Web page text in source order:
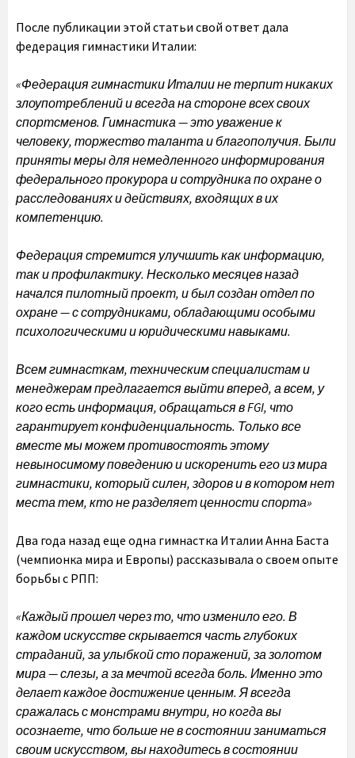
После публикации этой статьи свой ответ дала
федерация гимнастики Италии:
«Федерация гимнастики Италии не терпит никаких
злоупотреблений и всегда на стороне всех своих
спортсменов. Гимнастика — это уважение к
человеку, торжество таланта и благополучия. Были
приняты меры для немедленного информирования
федерального прокурора и сотрудника по охране о
расследованиях и действиях, входящих в их
компетенцию.
Федерация стремится улучшить как информацию,
так и профилактику. Несколько месяцев назад
начался пилотный проект, и был создан отдел по
охране — с сотрудниками, обладающими особыми
психологическими и юридическими навыками.
Всем гимнасткам, техническим специалистам и
менеджерам предлагается выйти вперед, а всем, у
кого есть информация, обращаться в FGI, что
гарантирует конфиденциальность. Только все
вместе мы можем противостоять этому
невыносимому поведению и искоренить его из мира
гимнастики, который силен, здоров и в котором нет
места тем, кто не разделяет ценности спорта»
Два года назад еще одна гимнастка Италии Анна Баста
(чемпионка мира и Европы) рассказывала о своем опыте
борьбы с РПП:
«Каждый прошел через то, что изменило его. В
каждом искусстве скрывается часть глубоких
страданий, за улыбкой сто поражений, за золотом
мира — слезы, а за мечтой всегда боль. Именно это
делает каждое достижение ценным. Я всегда
сражалась с монстрами внутри, но когда вы
осознаете, что больше не в состоянии заниматься
своим искусством, вы находитесь в состоянии